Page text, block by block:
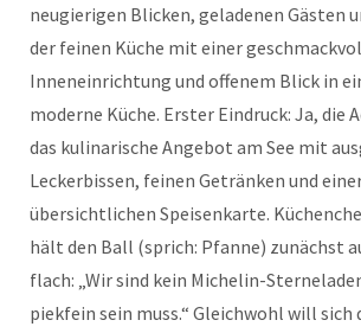
neugierigen Blicken, geladenen Gästen
der feinen Küche mit einer
Inneneinrichtung und offenem Blick in
moderne Küche. Erster Eindruck: Ja, die
das kulinarische Angebot am See mit
Leckerbissen, feinen Getränken und
übersichtlichen Speisenkarte.
hält den Ball (sprich: Pfanne) zunächst
flach: „Wir sind kein Michelin-
piekfein sein muss.“ Gleichwohl will sich